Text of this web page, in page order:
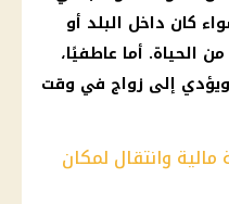
كان داخل البلد أو
الحياة. أما عاطفيًا،
ويؤدي إلى زواج في وقت
مالية وانتقال لمكان